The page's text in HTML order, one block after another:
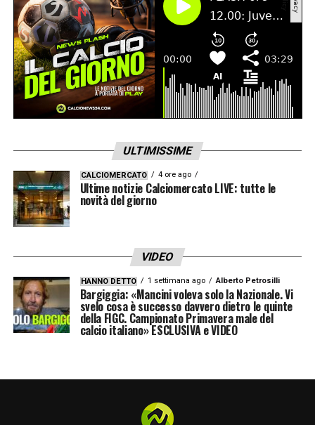
Koopmeiners vicino ad Ederson»
BAYER –«Sono quelle annate in cui si
trovano i giusti equilibri, con certi ragazzi
che si esaltano in un collettivo perfetto.
Speriamo che la legge dei grandi numeri
MIGLIORARE –«Migliorarla non sarà facile.
Vedremo anche che tipo di cessioni
costruita molto bene. Un innesto dietro nel
pacchetto difensivo potrebbe donare ancora
più forza e poi si potrebbe dare freschezza
alle fasce, che non sono più dirompenti
ULTIMISSIME
CALCIOMERCATO 4 ore ago
Ultime notizie Calciomercato LIVE: tutte le
novità del giorno
VIDEO
HANNO DETTO 1 settimana ago Alberto Petrosilli
Bargiggia: «Mancini voleva solo la Nazionale. Vi
svelo cosa è successo davvero dietro le quinte
della FIGC. Campionato Primavera male del
calcio italiano» ESCLUSIVA e VIDEO